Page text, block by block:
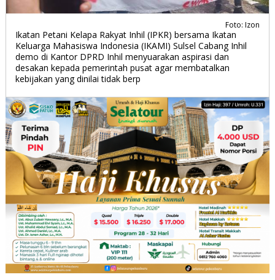
Foto: Izon
Ikatan Petani Kelapa Rakyat Inhil (IPKR) bersama Ikatan
Keluarga Mahasiswa Indonesia (IKAMI) Sulsel Cabang Inhil
demo di Kantor DPRD Inhil menyuarakan aspirasi dan
desakan kepada pemerintah pusat agar membatalkan
kebijakan yang dinilai tidak berp